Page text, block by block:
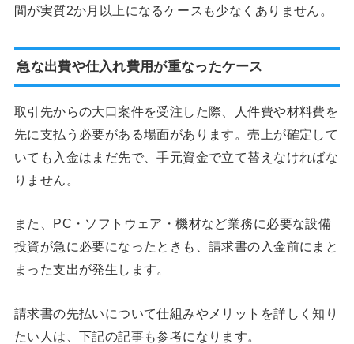
間が実質2か月以上になるケースも少なくありません。
急な出費や仕入れ費用が重なったケース
取引先からの大口案件を受注した際、人件費や材料費を
先に支払う必要がある場面があります。売上が確定して
いても入金はまだ先で、手元資金で立て替えなければな
りません。
また、PC・ソフトウェア・機材など業務に必要な設備
投資が急に必要になったときも、請求書の入金前にまと
まった支出が発生します。
請求書の先払いについて仕組みやメリットを詳しく知り
たい人は、下記の記事も参考になります。